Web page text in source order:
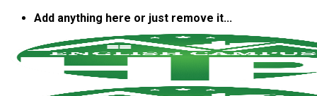
dung
Add anything here or just remove it...